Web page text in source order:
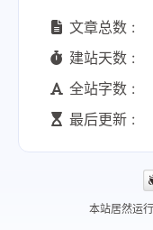
文章总数 :
建站天数 :
全站字数 :
最后更新 :
本站居然运